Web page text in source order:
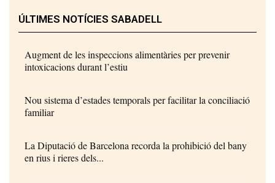
ÚLTIMES NOTÍCIES SABADELL
Augment de les inspeccions alimentàries per prevenir
intoxicacions durant l’estiu
Nou sistema d’estades temporals per facilitar la conciliació
familiar
La Diputació de Barcelona recorda la prohibició del bany
en rius i rieres dels...